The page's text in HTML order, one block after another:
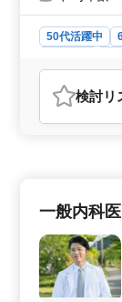
50代活躍中
おすすめポ
＜診療内容
科目での募集
門性を深め
＞ 60代シニ
もあり、休暇
検討リ
一般内科